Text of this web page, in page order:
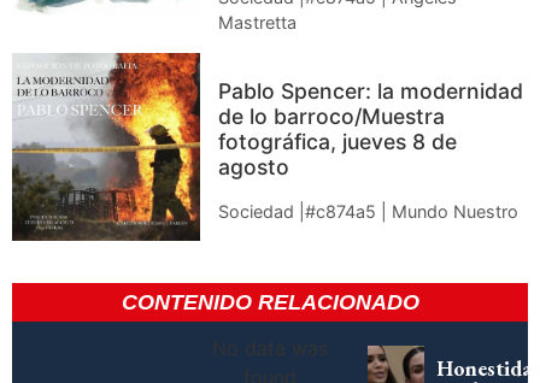
Mastretta
Pablo Spencer: la modernidad
de lo barroco/Muestra
fotográfica, jueves 8 de
agosto
Sociedad |#c874a5 | Mundo Nuestro
CONTENIDO RELACIONADO
No data was
found